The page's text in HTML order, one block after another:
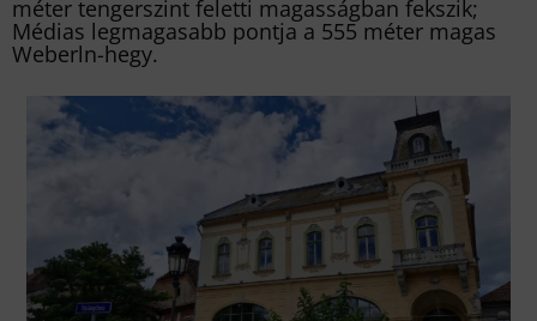
méter tengerszint feletti magasságban fekszik;
Médias legmagasabb pontja a 555 méter magas
Weberln-hegy.